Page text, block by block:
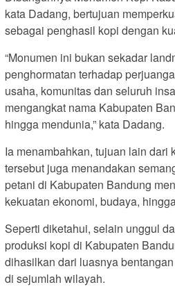
kata Dadang, bertujuan
sebagai penghasil kopi dengan
“Monumen ini bukan sekadar
penghormatan terhadap
usaha, komunitas dan seluruh
mengangkat nama Kabupaten
hingga mendunia,” kata Dadang.
Ia menambahkan, tujuan lain dari
tersebut juga menandakan
petani di Kabupaten Bandung
kekuatan ekonomi, budaya,
Seperti diketahui, selain unggul
produksi kopi di Kabupaten
dihasilkan dari luasnya
di sejumlah wilayah.